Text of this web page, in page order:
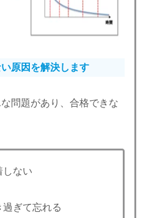
原因を解決します
問題があり、合格できな
しない
過ぎて忘れる